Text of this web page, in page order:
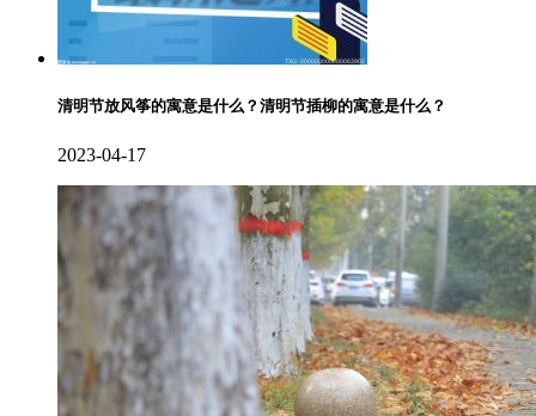
清明节放风筝的寓意是什么？清明节插柳的寓意是什么？
2023-04-17